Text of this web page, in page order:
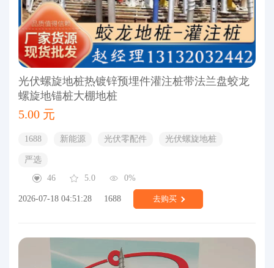
光伏螺旋地桩热镀锌预埋件灌注桩带法兰盘蛟龙
螺旋地锚桩大棚地桩
5.00 元
1688 新能源 光伏零配件 光伏螺旋地桩
严选
46
5.0 0%
2026-07-18 04:51:28 1688 去购买